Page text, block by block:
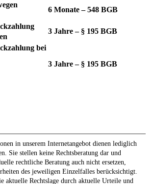
6 Monate – 548 BGB
3 Jahre – § 195 BGB
bei
3 Jahre – § 195 BGB
in unserem Internetangebot dienen lediglich
Sie stellen keine Rechtsberatung dar und
rechtliche Beratung auch nicht ersetzen,
des jeweiligen Einzelfalles berücksichtigt.
aktuelle Rechtslage durch aktuelle Urteile und